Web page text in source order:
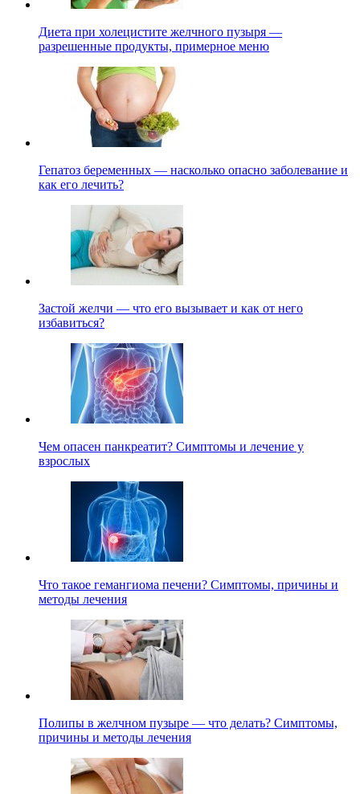
Диета при холецистите желчного пузыря —
разрешенные продукты, примерное меню
Гепатоз беременных — насколько опасно заболевание и
как его лечить?
Застой желчи — что его вызывает и как от него
избавиться?
Чем опасен панкреатит? Симптомы и лечение у
взрослых
Что такое гемангиома печени? Симптомы, причины и
методы лечения
Полипы в желчном пузыре — что делать? Симптомы,
причины и методы лечения